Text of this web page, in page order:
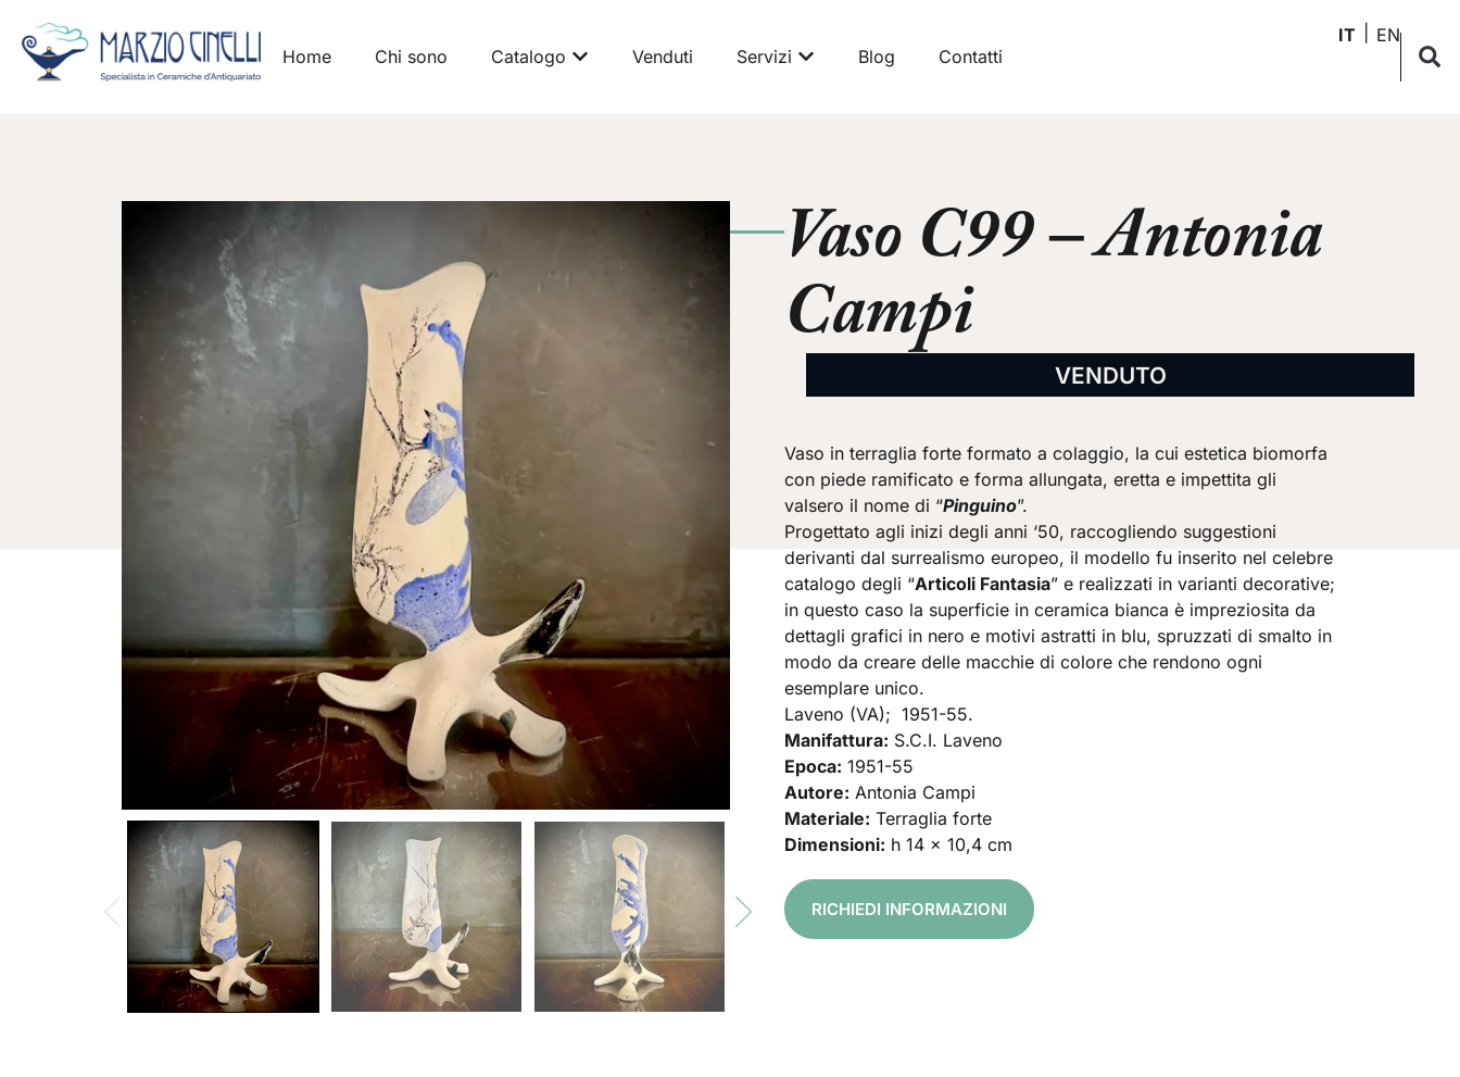
Home Chi sono Catalogo Venduti Servizi Blog Contatti
IT EN
Vaso C99 – Antonia
Campi
VENDUTO
Vaso in terraglia forte formato a colaggio, la cui estetica biomorfa
con piede ramificato e forma allungata, eretta e impettita gli
valsero il nome di “Pinguino”.
Progettato agli inizi degli anni ‘50, raccogliendo suggestioni
derivanti dal surrealismo europeo, il modello fu inserito nel celebre
catalogo degli “Articoli Fantasia” e realizzati in varianti decorative;
in questo caso la superficie in ceramica bianca è impreziosita da
dettagli grafici in nero e motivi astratti in blu, spruzzati di smalto in
modo da creare delle macchie di colore che rendono ogni
esemplare unico.
Laveno (VA); 1951-55.
Manifattura: S.C.I. Laveno
Epoca: 1951-55
Autore: Antonia Campi
Materiale: Terraglia forte
Dimensioni: h 14 x 10,4 cm
RICHIEDI INFORMAZIONI